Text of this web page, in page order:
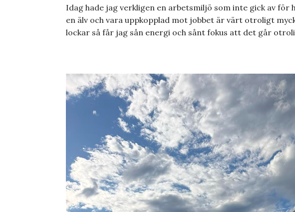
Idag hade jag verkligen en arbetsmiljö som inte gick av för
en älv och vara uppkopplad mot jobbet är värt otroligt
lockar så får jag sån energi och sånt fokus att det går